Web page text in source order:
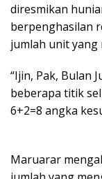
diresmikan
berpenghasilan
jumlah unit yang
“Ijin, Pak, Bulan
beberapa titik
6+2=8 angka
Maruarar